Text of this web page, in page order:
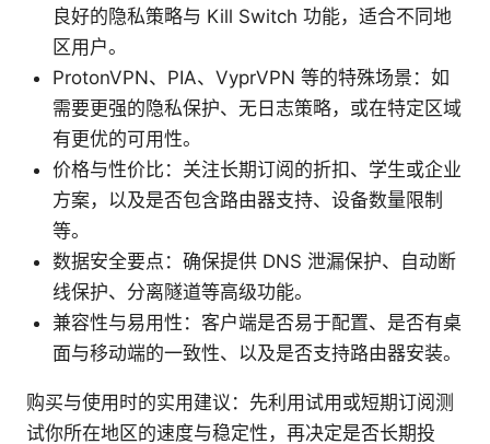
良好的隐私策略与 Kill Switch 功能，适合不同地
区用户。
ProtonVPN、PIA、VyprVPN 等的特殊场景：如
需要更强的隐私保护、无日志策略，或在特定区域
有更优的可用性。
价格与性价比：关注长期订阅的折扣、学生或企业
方案，以及是否包含路由器支持、设备数量限制
等。
数据安全要点：确保提供 DNS 泄漏保护、自动断
线保护、分离隧道等高级功能。
兼容性与易用性：客户端是否易于配置、是否有桌
面与移动端的一致性、以及是否支持路由器安装。
购买与使用时的实用建议：先利用试用或短期订阅测
试你所在地区的速度与稳定性，再决定是否长期投